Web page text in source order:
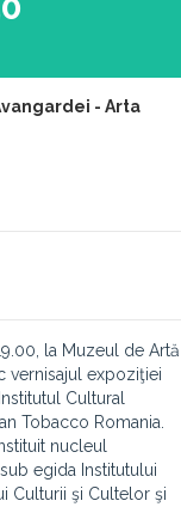
- Arta
la Muzeul de Artă
vernisajul expoziţiei
Cultural
Tobacco Romania.
nucleul
egida Institutului
Culturii şi Cultelor şi